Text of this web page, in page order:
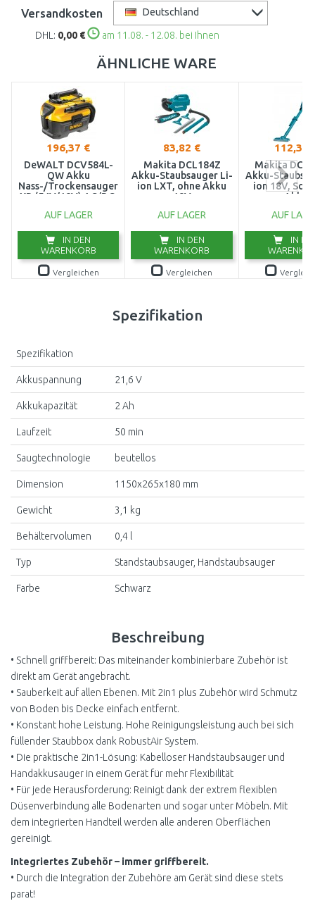
Versandkosten Deutschland
DHL: 0,00 € am 11.08. - 12.08. bei Ihnen
ÄHNLICHE WARE
196,37 €
DeWALT DCV584L-
QW Akku
Nass-/Trockensauger
XR (54V/18V) AC/DC,
AUF LAGER
IN DEN
WARENKORB
Vergleichen
83,82 €
Makita DCL184Z
Akku-Staubsauger Li-
ion LXT, ohne Akku
18V
AUF LAGER
IN DEN
WARENKORB
Vergleichen
112,34
Makita
Akku-
ion 18V,
Akku
AUF
IN
Beschreibung
• Schnell griffbereit: Das miteinander kombinierbare Zubehör ist
direkt am Gerät angebracht.
• Sauberkeit auf allen Ebenen. Mit 2in1 plus Zubehör wird Schmutz
von Boden bis Decke einfach entfernt.
• Konstant hohe Leistung. Hohe Reinigungsleistung auch bei sich
füllender Staubbox dank RobustAir System.
• Die praktische 2in1-Lösung: Kabelloser Handstaubsauger und
Handakkusauger in einem Gerät für mehr Flexibilität
• Für jede Herausforderung: Reinigt dank der extrem flexiblen
Düsenverbindung alle Bodenarten und sogar unter Möbeln. Mit
dem integrierten Handteil werden alle anderen Oberflächen
gereinigt.
Integriertes Zubehör – immer griffbereit.
• Durch die Integration der Zubehöre am Gerät sind diese stets
parat!
Spezifikation
Spezifikation
Akkuspannung 21,6 V
Akkukapazität 2 Ah
Laufzeit 50 min
Saugtechnologie beutellos
Dimension 1150x265x180 mm
Gewicht 3,1 kg
Behältervolumen 0,4 l
Typ Standstaubsauger, Handstaubsauger
Farbe Schwarz